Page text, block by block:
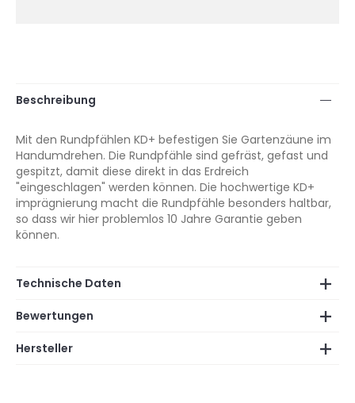
Beschreibung
Mit den Rundpfählen KD+ befestigen Sie Gartenzäune im
Handumdrehen. Die Rundpfähle sind gefräst, gefast und
gespitzt, damit diese direkt in das Erdreich
"eingeschlagen" werden können. Die hochwertige KD+
imprägnierung macht die Rundpfähle besonders haltbar,
so dass wir hier problemlos 10 Jahre Garantie geben
können.
Technische Daten
Bewertungen
Hersteller